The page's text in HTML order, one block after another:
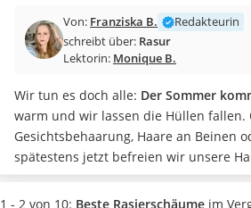
Massagepistole
Epilierer
Eiweißpulver
Magnesiumpräparat
Katzenklappe
Nackenmassagegerät
Zeckenschutz Katze
leichter Haartrockner
Von: Franziska B.
Redakteurin
schreibt über: Rasur
Lektorin: Monique B.
Wir tun es doch alle: Der Sommer
warm und wir lassen die Hüllen fallen.
Gesichtsbehaarung, Haare an Beinen
spätestens jetzt befreien wir unsere
Insbesondere auf empfindlicher Haut
die Nutzung eines rückfettenden
1 - 2 von 10: Beste Rasierschäume im